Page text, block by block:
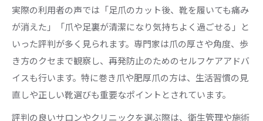
実際の利用者の声では「足爪のカット後、靴を履いても痛み
が消えた」「爪や足裏が清潔になり気持ちよく過ごせる」と
いった評判が多く見られます。専門家は爪の厚さや角度、歩
き方のクセまで観察し、再発防止のためのセルフケアアドバ
イスも行います。特に巻き爪や肥厚爪の方は、生活習慣の見
直しや正しい靴選びも重要なポイントとされています。
評判の良いサロンやクリニックを選ぶ際は、衛生管理や施術